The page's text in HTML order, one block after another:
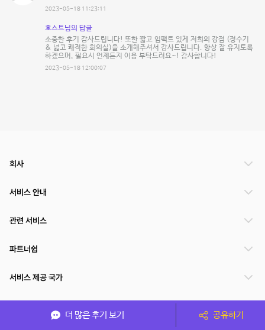
2023-05-18 11:23:11
호스트님의 답글
소중한 후기 감사드립니다! 또한 짧고 임팩트 있게 저희의 강점 (정수기
& 넓고 쾌적한 회의실)을 소개해주셔서 감사드립니다. 항상 잘 유지토록
하겠으며, 필요시 언제든지 이용 부탁드려요~! 감사합니다!
2023-05-18 12:00:07
더 많은 후기 보기 공유하기
회사
서비스 안내
관련 서비스
파트너쉽
서비스 제공 국가
(주)NSPACE 사업자정보